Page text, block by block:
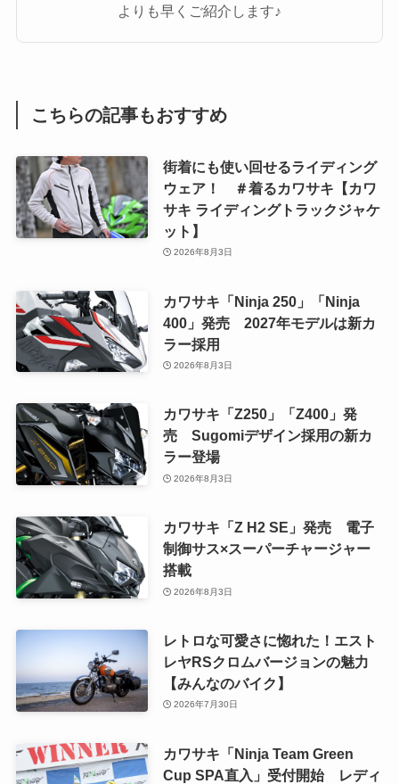
よりも早くご紹介します♪
こちらの記事もおすすめ
街着にも使い回せるライディング
ウェア！ ＃着るカワサキ【カワ
サキ ライディングトラックジャケ
ット】
2026年8月3日
カワサキ「Ninja 250」「Ninja
400」発売 2027年モデルは新カ
ラー採用
2026年8月3日
カワサキ「Z250」「Z400」発
売 Sugomiデザイン採用の新カ
ラー登場
2026年8月3日
カワサキ「Z H2 SE」発売 電子
制御サス×スーパーチャージャー
搭載
2026年8月3日
レトロな可愛さに惚れた！エスト
レヤRSクロムバージョンの魅力
【みんなのバイク】
2026年7月30日
カワサキ「Ninja Team Green
Cup SPA直入」受付開始 レディ